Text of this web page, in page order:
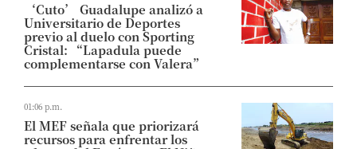
‘Cuto’ Guadalupe analizó a
Universitario de Deportes
previo al duelo con Sporting
Cristal: “Lapadula puede
complementarse con Valera”
01:06 p.m.
El MEF señala que priorizará
recursos para enfrentar los